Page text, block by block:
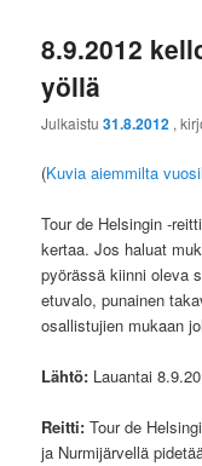
8.9.2012
yöllä
Julkaistu31.8.2012 ,
(Kuvia aiemmilta
Tour de Helsingin -
kertaa. Jos haluat
pyörässä kiinni oleva
etuvalo, punainen
osallistujien mukaan
Lähtö: Lauantai
Reitti: Tour de
ja Nurmijärvellä